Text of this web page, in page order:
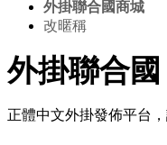
外掛聯合國商城
改暱稱
外掛聯合國
正體中文外掛發佈平台